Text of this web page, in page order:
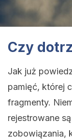
Czy
Jak już
pamięć, której
fragmenty.
rejestrowane
zobowiązania,